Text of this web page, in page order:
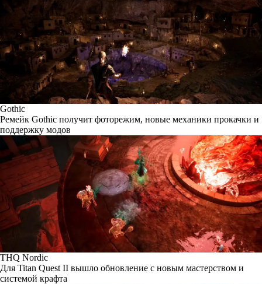
Gothic
Ремейк Gothic получит фоторежим, новые механики прокачки и
поддержку модов
THQ Nordic
Для Titan Quest II вышло обновление с новым мастерством и
системой крафта